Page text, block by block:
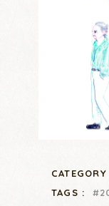
CATEGORY
TAGS :